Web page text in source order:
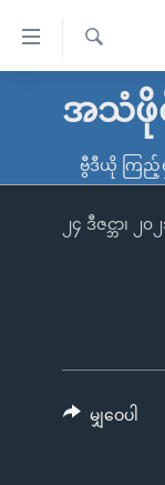
လွယ်ကူ
သည့်
မူလစာမျက်နှာ
ကမ္ဘာ့သတင်းများ
နိုင်ငံတကာ
မကြေးမုံရဲ့ အင်္ဂလိပ်
ရေဒီယို
ရေဒီယိုနှင့်ရုပ်သံ အ
ရ
အသံဖိုင်
ဗွီဒီယို ကြည့်
၂၄ ဒီဇင္ဘာ၊ ၂၀
မျှဝေပါ